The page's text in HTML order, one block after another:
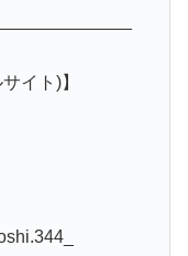
イト)】